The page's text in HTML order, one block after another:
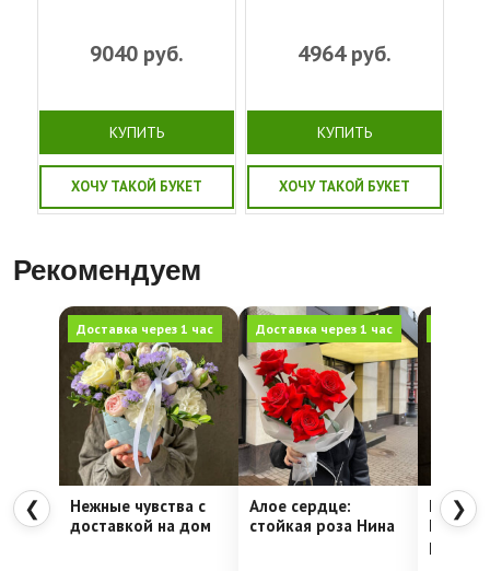
9040 руб.
КУПИТЬ
ХОЧУ ТАКОЙ БУКЕТ
4964руб.
КУПИТЬ
ХОЧУ ТАКОЙ БУКЕТ
Рекомендуем
❮
Доставка через 1 час
Нежные чувства с
доставкой на дом
Доставка через 1 час
Алое сердце:
стойкая роза Нина
Недели
❯